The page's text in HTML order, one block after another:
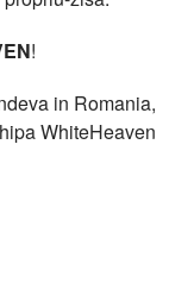
!
in Romania,
WhiteHeaven